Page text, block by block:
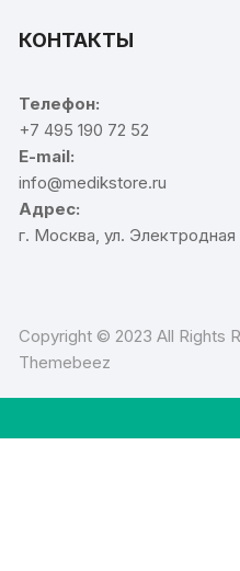
КОНТАКТЫ
Телефон:
+7 495 190 72 52
E-mail:
info@medikstore.ru
Адрес:
г. Москва, ул. Электродная
Copyright © 2023 All Rights
Themebeez